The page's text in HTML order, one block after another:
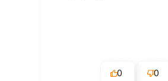
0 0